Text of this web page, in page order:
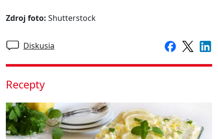
Zdroj foto: Shutterstock
Diskusia
Recepty